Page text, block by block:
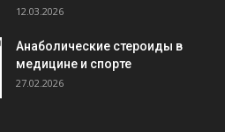
12.03.2026
Анаболические стероиды в
медицине и спорте
27.02.2026